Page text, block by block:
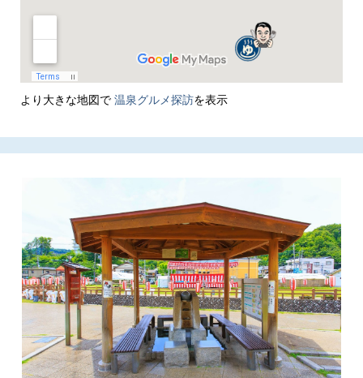
より大きな地図で 温泉グルメ探訪を表示